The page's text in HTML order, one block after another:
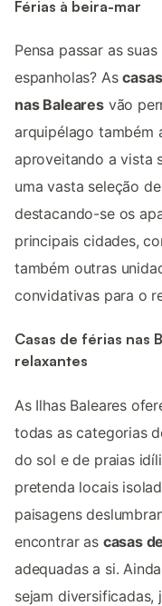
Férias à beira-mar
Pensa passar as
espanholas? As
nas Balearesvão
arquipélago também
aproveitando a vista
uma vasta seleção
destacando-se os
principais cidades,
também outras
convidativas para o
Casas de férias nas
relaxantes
As Ilhas Baleares
todas as categorias
do sol e de praias
pretenda locais
paisagens
encontrar as casas
adequadas a si.
sejam diversificadas,